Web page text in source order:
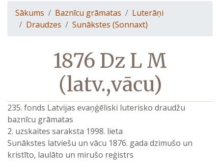
Sākums Baznīcu grāmatas
Luterāņi
Draudzes
Sunākstes (Sonnaxt)
1876 Dz L M
(latv.,vācu)
235. fonds Latvijas evaņģēliski luterisko draudžu
baznīcu grāmatas
2. uzskaites saraksta 1998. lieta
Sunākstes latviešu un vācu 1876. gada dzimušo un
kristīto, laulāto un mirušo reģistrs